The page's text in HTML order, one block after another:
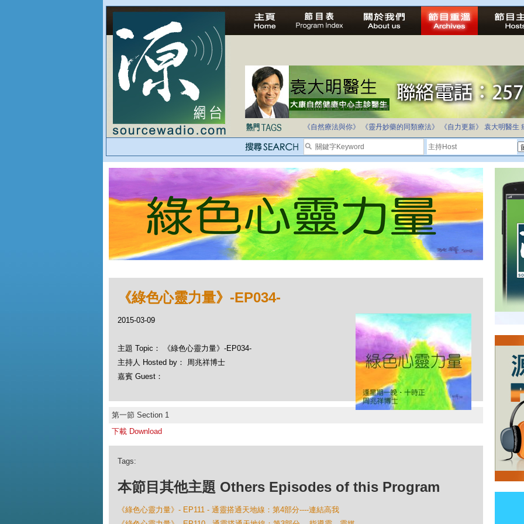
法治社會並不等同公正社會
自家教育合法化-推動多元化教育，全民學卷制
《自然療法與你》 《靈丹妙藥的同類療法》 《自力更新》 袁大明醫生
《綠色心靈力量》-EP034-
2015-03-09
主題 Topic： 《綠色心靈力量》-EP034-
主持人 Hosted by： 周兆祥博士
嘉賓 Guest：
第一節 Section 1
下載 Download
Tags:
本節目其他主題 Others Episodes of this Program
《綠色心靈力量》- EP111 - 通靈搭通天地線：第4部分----連結高我